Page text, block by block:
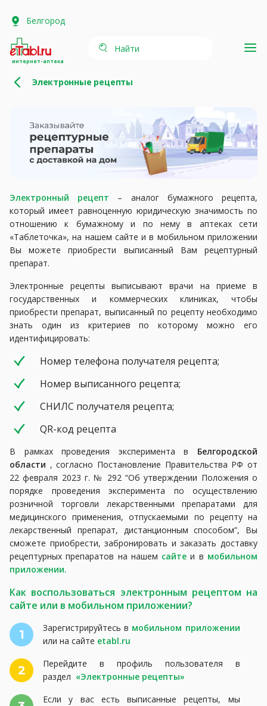
Белгород
интернет-аптека
Найти
Электронные рецепты
Электронный рецепт – аналог бумажного рецепта,
который имеет равноценную юридическую значимость по
отношению к бумажному и по нему в аптеках сети
«Таблеточка», на нашем сайте и в мобильном приложении
Вы можете приобрести выписанный Вам рецептурный
препарат.
Электронные рецепты выписывают врачи на приеме в
государственных и коммерческих клиниках, чтобы
приобрести препарат, выписанный по рецепту необходимо
знать один из критериев по которому можно его
идентифицировать:
Номер телефона получателя рецепта;
Номер выписанного рецепта;
СНИЛС получателя рецепта;
QR-код рецепта
В рамках проведения эксперимента в Белгородской
области , согласно Постановление Правительства РФ от
22 февраля 2023 г. № 292 “Об утверждении Положения о
порядке проведения эксперимента по осуществлению
розничной торговли лекарственными препаратами для
медицинского применения, отпускаемыми по рецепту на
лекарственный препарат, дистанционным способом”, Вы
сможете приобрести, забронировать и заказать доставку
рецептурных препаратов на нашем сайте и в мобильном
приложении.
Как воспользоваться электронным рецептом на
сайте или в мобильном приложении?
1 Зарегистрируйтесь в мобильном приложении
или на сайте etabl.ru
2
Перейдите в профиль пользователя в
раздел «Электронные рецепты»
Если у вас есть выписанные рецепты, мы